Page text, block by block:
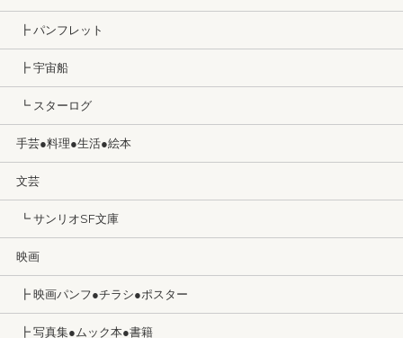
┣ パンフレット
┣ 宇宙船
┗ スターログ
手芸●料理●生活●絵本
文芸
┗ サンリオSF文庫
映画
┣ 映画パンフ●チラシ●ポスター
┣ 写真集●ムック本●書籍